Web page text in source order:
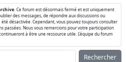
. Ce forum est désormais fermé et est uniquement
des messages, de répondre aux discussions ou
désactivée. Cependant, vous pouvez toujours consulter
passées. Nous vous remercions pour votre participation
à être une ressource utile. L'équipe du forum
Rechercher